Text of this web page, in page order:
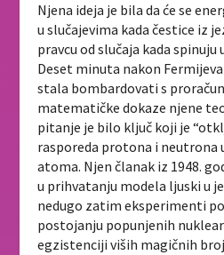
Njena ideja je bila da će se
u slučajevima kada čestice iz
pravcu od slučaja kada
Deset minuta nakon
stala bombardovati s
matematičke dokaze njene
pitanje je bilo ključ koji je
rasporeda protona i neutrona
atoma. Njen članak iz 1948.
u prihvatanju modela ljuski u
nedugo zatim eksperimenti
postojanju popunjenih
egzistenciji viših magičnih